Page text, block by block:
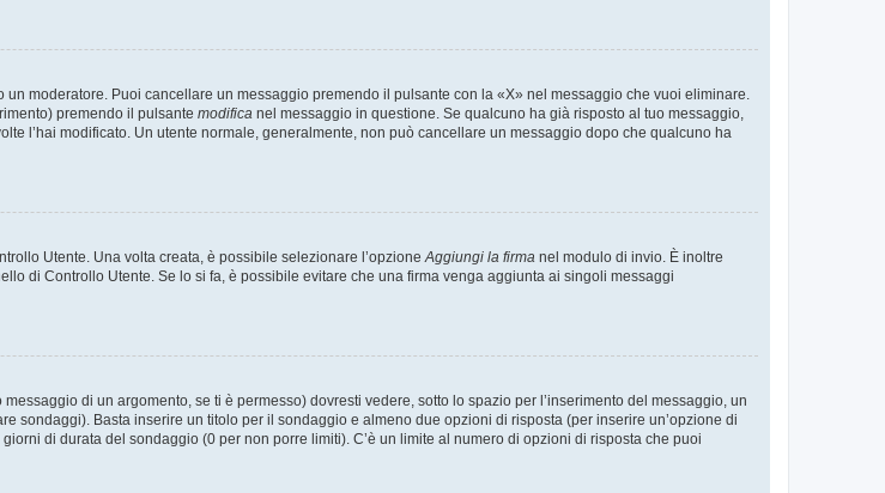
moderatore. Puoi cancellare un messaggio premendo il pulsante con la «X» nel messaggio che vuoi eliminare.
premendo il pulsante modifica nel messaggio in questione. Se qualcuno ha già risposto al tuo messaggio,
l’hai modificato. Un utente normale, generalmente, non può cancellare un messaggio dopo che qualcuno ha
Utente. Una volta creata, è possibile selezionare l’opzione Aggiungi la firma nel modulo di invio. È inoltre
di Controllo Utente. Se lo si fa, è possibile evitare che una firma venga aggiunta ai singoli messaggi
di un argomento, se ti è permesso) dovresti vedere, sotto lo spazio per l’inserimento del messaggio, un
sondaggi). Basta inserire un titolo per il sondaggio e almeno due opzioni di risposta (per inserire un’opzione di
di durata del sondaggio (0 per non porre limiti). C’è un limite al numero di opzioni di risposta che puoi